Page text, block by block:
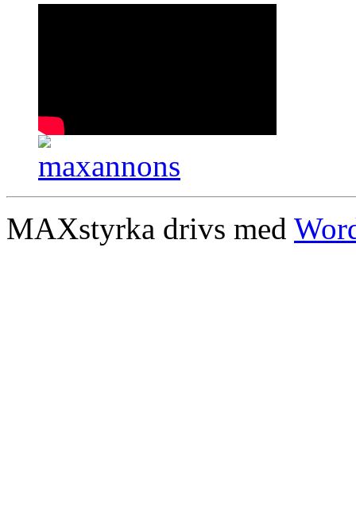
MAXstyrka drivs med